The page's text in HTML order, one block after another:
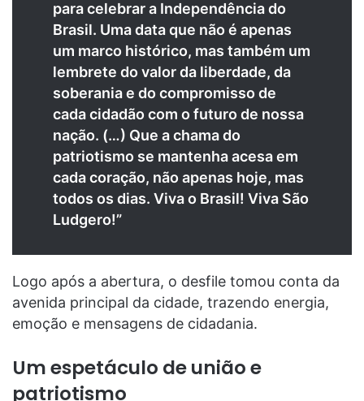
para celebrar a Independência do
Brasil. Uma data que não é apenas
um marco histórico, mas também um
lembrete do valor da liberdade, da
soberania e do compromisso de
cada cidadão com o futuro de nossa
nação. (…) Que a chama do
patriotismo se mantenha acesa em
cada coração, não apenas hoje, mas
todos os dias. Viva o Brasil! Viva São
Ludgero!”
Logo após a abertura, o desfile tomou conta da
avenida principal da cidade, trazendo energia,
emoção e mensagens de cidadania.
Um espetáculo de união e
patriotismo